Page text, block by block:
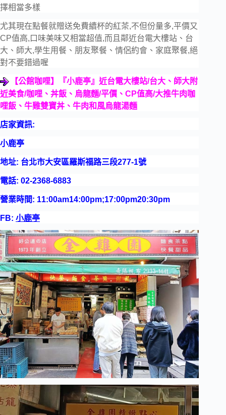
擇相當多樣
尤其現在點餐就贈送免費續杯的紅茶,不但份量多,平價又
CP值高,口味美味又相當超值,而且鄰近台電大樓站、台
大、師大,學生用餐、朋友聚餐、情侶約會、家庭聚餐,絕
對不要錯過喔
【公館咖哩】『小鹿亭』近台電大樓站/台大、師大附
近美食/咖哩、丼飯、烏龍麵/平價、 CP值高/大推牛肉咖
哩飯、牛雞雙寶丼、牛肉和風烏龍湯麵
店家資訊:
小鹿亭
地址: 台北市大安區羅斯福路三段277-1號
電話: 02-2368-6883
營業時間: 11:00am14:00pm;17:00pm20:30pm
FB: 小鹿亭